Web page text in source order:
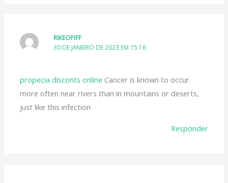
RIKEOPIFF
30 DE JANEIRO DE 2023 EM 15:16
propecia disconts online Cancer is known to occur
more often near rivers than in mountains or deserts,
just like this infection
Responder